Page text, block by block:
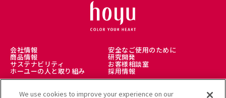
会社情報 安全なご使用のために
商品情報 研究開発
サステナビリティ お客様相談室
ホーユーの人と取り組み 採用情報
理美容師様向け
We use cookies to improve your experience on our